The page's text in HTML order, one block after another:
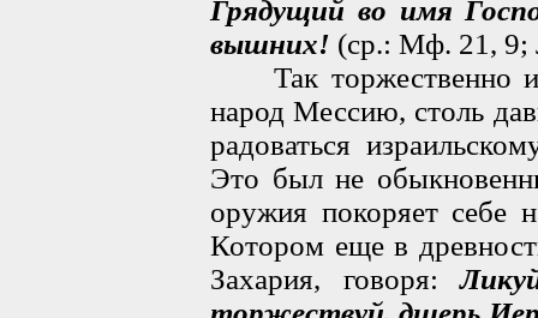
Грядущий во имя
вышних! (ср.: Мф. 21, 9;
Так торжественно и
народ Мессию, столь
радоваться
Это был не
оружия покоряет
Котором еще в
Захария, говоря: